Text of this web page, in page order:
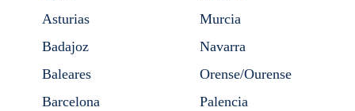
Asturias
Badajoz
Baleares
Barcelona
Murcia
Navarra
Orense/Ourense
Palencia